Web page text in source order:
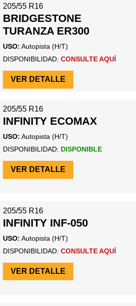
205/55 R16
BRIDGESTONE
TURANZA ER300
USO: Autopista (H/T)
DISPONIBILIDAD: CONSULTE AQUÍ
VER DETALLE
205/55 R16
INFINITY ECOMAX
USO: Autopista (H/T)
DISPONIBILIDAD: DISPONIBLE
VER DETALLE
205/55 R16
INFINITY INF-050
USO: Autopista (H/T)
DISPONIBILIDAD: CONSULTE AQUÍ
VER DETALLE